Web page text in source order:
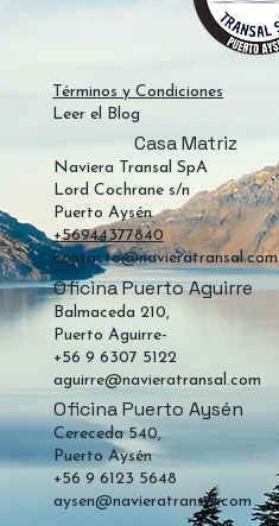
Términos y Condiciones
Leer el Blog
Casa Matriz
Naviera Transal SpA
Lord Cochrane s/n
Puerto Aysén
+56944377840
contacto@navieratransal.com
Balmaceda 210,
Puerto Aguirre-
+56 9 6307 5122
aguirre@navieratransal.com
Oficina Puerto Aguirre
Cereceda 540,
Puerto Aysén
+56 9 6123 5648
aysen@navieratransal.com
Oficina Puerto Aysén